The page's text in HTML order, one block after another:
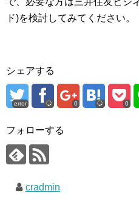
ド)を検討してみてください。
シェアする
error 0 0
フォローする
cradmin